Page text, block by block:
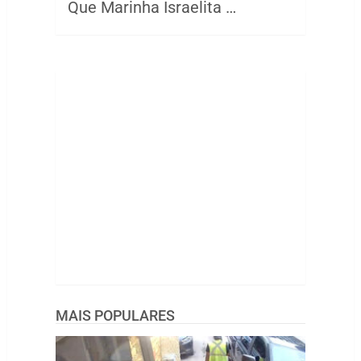
Que Marinha Israelita …
MAIS POPULARES